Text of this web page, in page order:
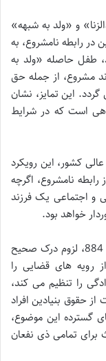
و «ولد به شبهه»
در رابطه نامشروع، به
طفل حاصله «ولد به
مشروع، از جمله حق
این تمایز، نشان
است که در شرایط
دیوان عالی کشور، این رویکرد
نامشروع، اگرچه
و اجتماعی یک فرزند
خواهد بود.
پیچیدگی های حقوقی و اجتماعی مربوط به ماده 884، لزوم درک صحیح
رویه های قضایی را
را تنظیم می کند،
حقوق بنیادین افراد
گسترده این موضوع،
برای تمامی ذی نفعان